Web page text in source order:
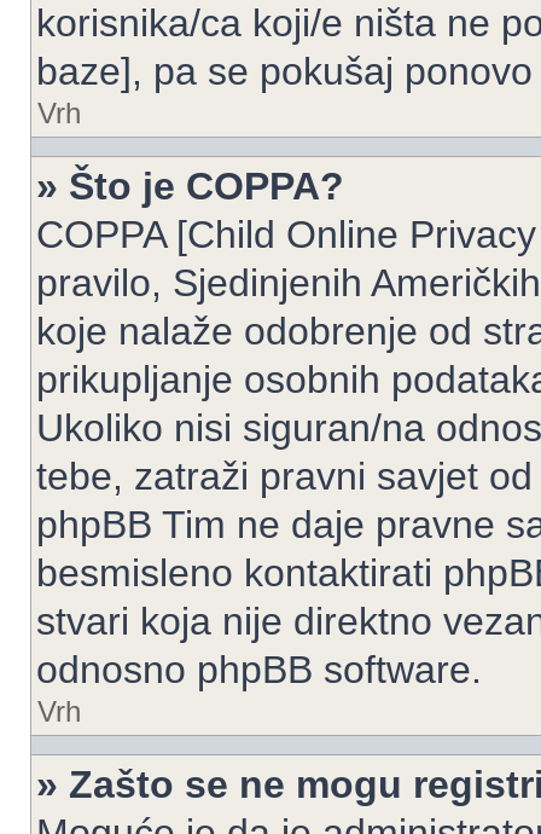
korisnika/ca koji/e ništa ne
baze], pa se pokušaj
Vrh
» Što je COPPA?
COPPA [Child Online
pravilo, Sjedinjenih
koje nalaže odobrenje od
prikupljanje osobnih
Ukoliko nisi siguran/na
tebe, zatraži pravni savjet
phpBB Tim ne daje pravne
besmisleno kontaktirati
stvari koja nije direktno
odnosno phpBB software.
Vrh
» Zašto se ne mogu